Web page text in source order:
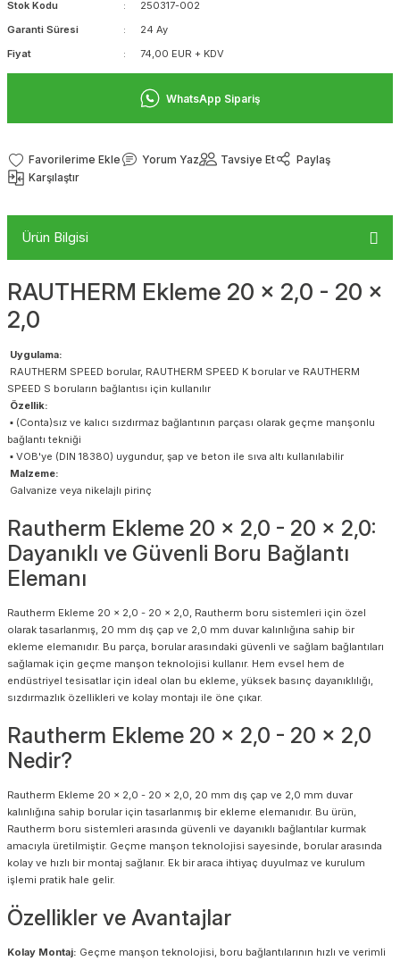
Stok Kodu
250317-002
Garanti Süresi
24 Ay
Fiyat
74,00 EUR + KDV
WhatsApp Sipariş
Yorum Yaz Tavsiye Et
Paylaş
Karşılaştır
Ürün Bilgisi
RAUTHERM Ekleme 20 x 2,0 - 20 x
2,0
Uygulama:
RAUTHERM SPEED borular, RAUTHERM SPEED K borular ve RAUTHERM
SPEED S boruların bağlantısı için kullanılır
Özellik:
▪ (Conta)sız ve kalıcı sızdırmaz bağlantının parçası olarak geçme manşonlu
bağlantı tekniği
▪ VOB'ye (DIN 18380) uygundur, şap ve beton ile sıva altı kullanılabilir
Malzeme:
Galvanize veya nikelajlı pirinç
Rautherm Ekleme 20 x 2,0 - 20 x 2,0:
Dayanıklı ve Güvenli Boru Bağlantı
Elemanı
Rautherm Ekleme 20 x 2,0 - 20 x 2,0, Rautherm boru sistemleri için özel
olarak tasarlanmış, 20 mm dış çap ve 2,0 mm duvar kalınlığına sahip bir
ekleme elemanıdır. Bu parça, borular arasındaki güvenli ve sağlam bağlantıları
sağlamak için geçme manşon teknolojisi kullanır. Hem evsel hem de
endüstriyel tesisatlar için ideal olan bu ekleme, yüksek basınç dayanıklılığı,
sızdırmazlık özellikleri ve kolay montajı ile öne çıkar.
Rautherm Ekleme 20 x 2,0 - 20 x 2,0
Nedir?
Rautherm Ekleme 20 x 2,0 - 20 x 2,0, 20 mm dış çap ve 2,0 mm duvar
kalınlığına sahip borular için tasarlanmış bir ekleme elemanıdır. Bu ürün,
Rautherm boru sistemleri arasında güvenli ve dayanıklı bağlantılar kurmak
amacıyla üretilmiştir. Geçme manşon teknolojisi sayesinde, borular arasında
kolay ve hızlı bir montaj sağlanır. Ek bir araca ihtiyaç duyulmaz ve kurulum
işlemi pratik hale gelir.
Özellikler ve Avantajlar
Kolay Montaj: Geçme manşon teknolojisi, boru bağlantılarının hızlı ve verimli